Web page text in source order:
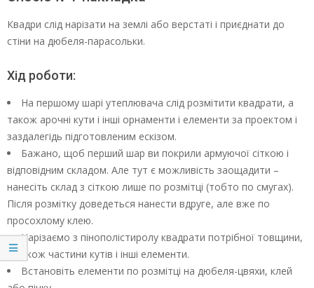
Квадри слід нарізати на землі або верстаті і приєднати до
стіни на дюбеля-парасольки.
Хід роботи:
На першому шарі утеплювача слід розмітити квадрати, а
також арочні кути і інші орнаменти і елементи за проектом і
заздалегідь підготовленим ескізом.
Бажано, щоб перший шар ви покрили армуючої сіткою і
відповідним складом. Але тут є можливість заощадити –
нанесіть склад з сіткою лише по розмітці (тобто по смугах).
Після розмітку доведеться нанести вдруге, але вже по
просохлому клею.
Нарізаємо з пінополістиролу квадрати потрібної товщини,
а також частини кутів і інші елементи.
Встановіть елементи по розмітці на дюбеля-цвяхи, клей